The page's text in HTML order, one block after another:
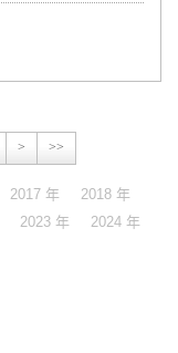
> >>
2017 年
2018 年
2023 年
2024 年